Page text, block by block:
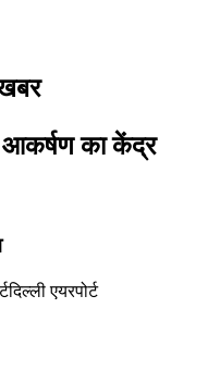
आकर्षण का केंद्र
दिल्ली एयरपोर्ट